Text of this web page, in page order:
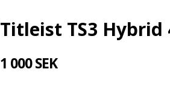
Titleist TS3 Hybrid
1 000 SEK